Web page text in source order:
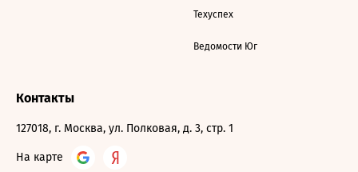
Техуспех
Ведомости Юг
Контакты
127018, г. Москва, ул. Полковая, д. 3, стр. 1
На карте